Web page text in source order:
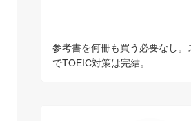
参考書を何冊も買う必要なし。
でTOEIC対策は完結。